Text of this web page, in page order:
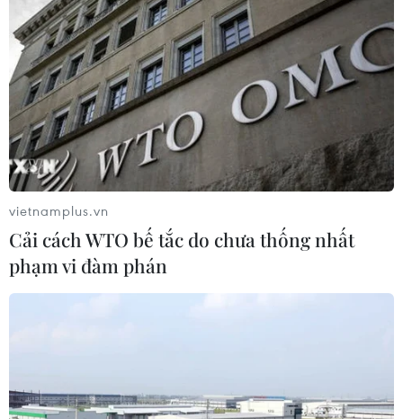
vietnamplus.vn
Cải cách WTO bế tắc do chưa thống nhất
phạm vi đàm phán